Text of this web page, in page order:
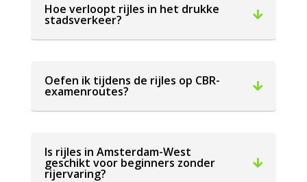
Hoe verloopt rijles in het drukke
stadsverkeer?
Oefen ik tijdens de rijles op CBR-
examenroutes?
Is rijles in Amsterdam-West
geschikt voor beginners zonder
rijervaring?